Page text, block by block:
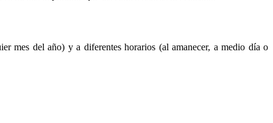
mes del año) y a diferentes horarios (al amanecer, a medio día o